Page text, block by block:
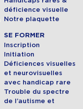
déficience visuelle
Notre plaquette
SE FORMER
Inscription
Initiation
Déficiences visuelles
et neurovisuelles
avec handicap rare
Trouble du spectre
de l’autisme et